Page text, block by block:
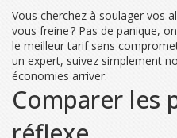
Vous cherchez à soulager vos
vous freine ? Pas de panique,
le meilleur tarif sans
un expert, suivez simplement
économies arriver.
Comparer les